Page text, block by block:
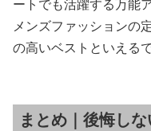
ートでも活躍する万能
メンズファッションの
の高いベストといえるで
まとめ｜後悔し